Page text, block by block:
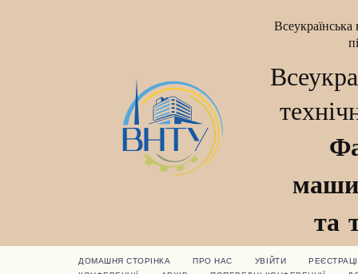
Всеукраїнська
та
ДОМАШНЯ СТОРІНКА ПРО НАС УВІЙТИ